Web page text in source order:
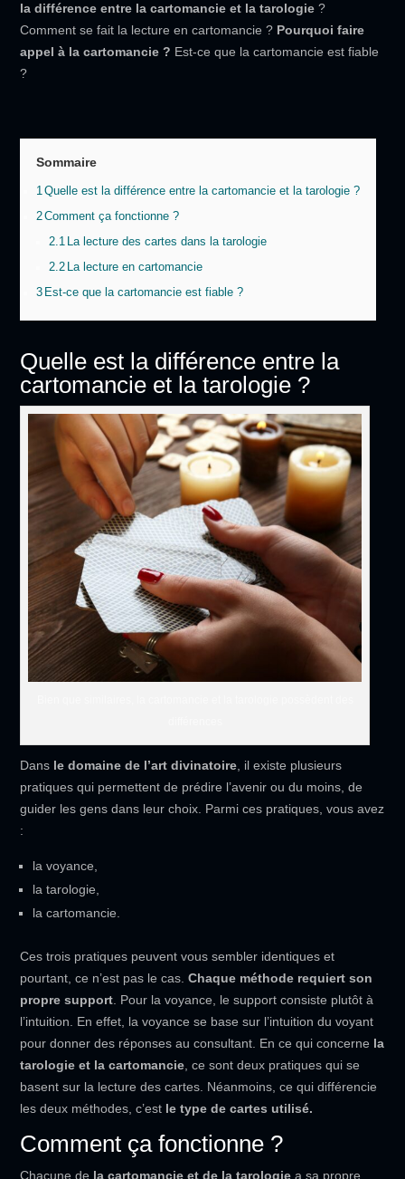
la différence entre la cartomancie et la tarologie ?
Comment se fait la lecture en cartomancie ? Pourquoi faire
appel à la cartomancie ? Est-ce que la cartomancie est fiable
?
Sommaire
1Quelle est la différence entre la cartomancie et la tarologie ?
2Comment ça fonctionne ?
2.1 La lecture des cartes dans la tarologie
2.2 La lecture en cartomancie
3 Est-ce que la cartomancie est fiable ?
Quelle est la différence entre la
cartomancie et la tarologie ?
Dans le domaine de l’art divinatoire , il existe plusieurs
pratiques qui permettent de prédire l’avenir ou du moins, de
guider les gens dans leur choix. Parmi ces pratiques, vous avez
:
la voyance,
la tarologie,
la cartomancie.
Ces trois pratiques peuvent vous sembler identiques et
pourtant, ce n’est pas le cas. Chaque méthode requiert son
propre support . Pour la voyance, le support consiste plutôt à
l’intuition. En effet, la voyance se base sur l’intuition du voyant
pour donner des réponses au consultant. En ce qui concerne la
tarologie et la cartomancie , ce sont deux pratiques qui se
basent sur la lecture des cartes. Néanmoins, ce qui différencie
les deux méthodes, c’est le type de cartes utilisé.
Comment ça fonctionne ?
Chacune de la cartomancie et de la tarologie a sa propre